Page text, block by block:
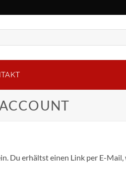
Du erhältst einen Link per E-